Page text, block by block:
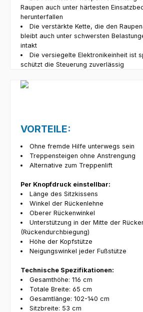
Raupen auch unter härtesten
herunterfallen
Die verstärkte Kette, die den
bleibt auch unter schwersten
intakt
Die versiegelte Elektronikeinheit ist
schützt die Steuerung zuverlässig
VORTEILE:
Ohne fremde Hilfe unterwegs sein
Treppensteigen ohne Anstrengung
Alternative zum Treppenlift
Per Knopfdruck einstellbar:
Länge des Sitzkissens
Winkel der Rückenlehne
Oberer Rückenwinkel
Unterstützung in der Mitte der
(Rückendurchbiegung)
Höhe der Kopfstütze
Neigungswinkel jeder Fußstütze
Technische Spezifikationen:
Gesamthöhe: 116 cm
Totale Breite: 65 cm
Gesamtlänge: 102-140 cm
Sitzbreite: 53 cm